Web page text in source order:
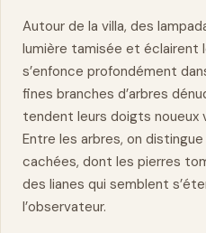
Autour de la villa, des
lumière tamisée et éclairent
s’enfonce profondément
fines branches d’arbres
tendent leurs doigts noueux
Entre les arbres, on
cachées, dont les pierres
des lianes qui semblent
l’observateur.